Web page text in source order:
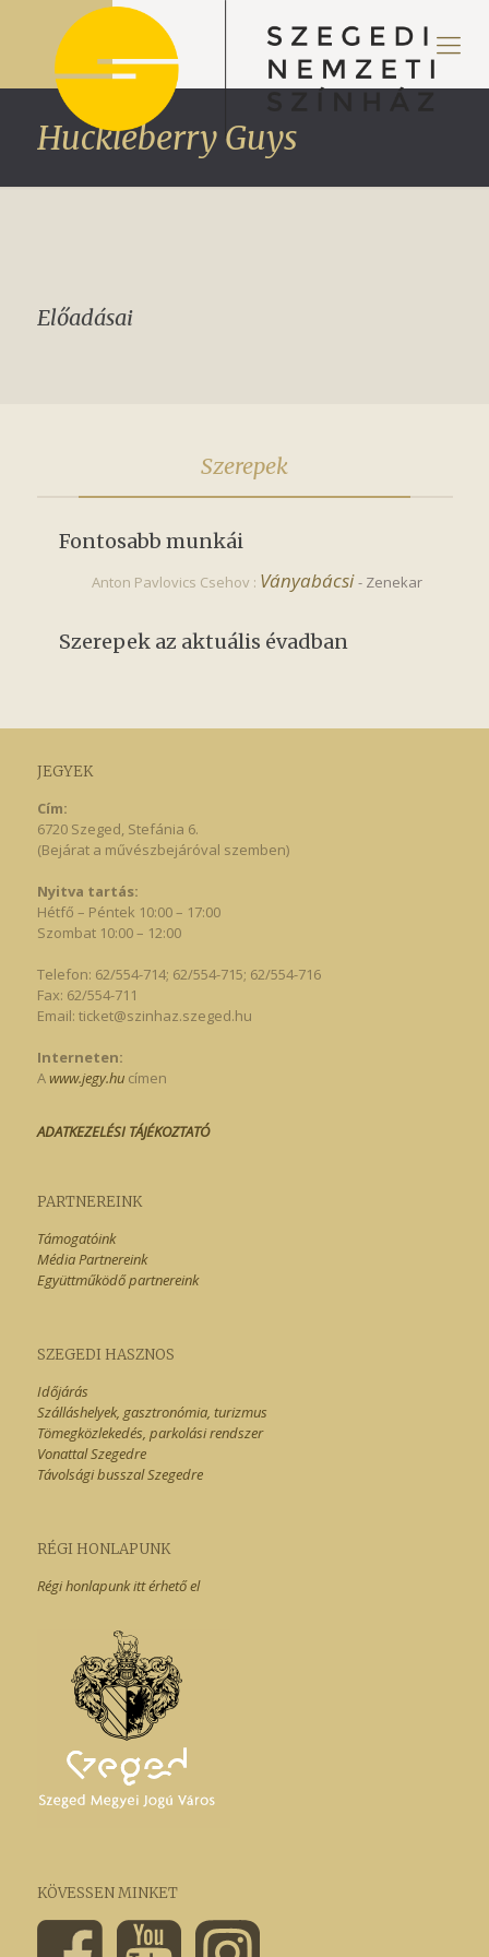
Huckleberry Guys
Előadásai
Szerepek
Fontosabb munkái
Anton Pavlovics Csehov : Ványabácsi - Zenekar
Szerepek az aktuális évadban
JEGYEK
Cím:
6720 Szeged, Stefánia 6.
(Bejárat a művészbejáróval szemben)
Nyitva tartás:
Hétfő – Péntek 10:00 – 17:00
Szombat 10:00 – 12:00
Telefon: 62/554-714; 62/554-715; 62/554-716
Fax: 62/554-711
Email: ticket@szinhaz.szeged.hu
Interneten:
Awww.jegy.hucímen
ADATKEZELÉSI TÁJÉKOZTATÓ
PARTNEREINK
Támogatóink
Média Partnereink
Együttműködő partnereink
SZEGEDI HASZNOS
Időjárás
Szálláshelyek, gasztronómia, turizmus
Tömegközlekedés, parkolási rendszer
Vonattal Szegedre
Távolsági busszal Szegedre
RÉGI HONLAPUNK
Régi honlapunk itt érhető el
KÖVESSEN MINKET